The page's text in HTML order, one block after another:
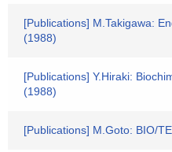
[Publications] M.Takigawa:
(1988)
[Publications] Y.Hiraki:
(1988)
[Publications] M.Goto: BIO/